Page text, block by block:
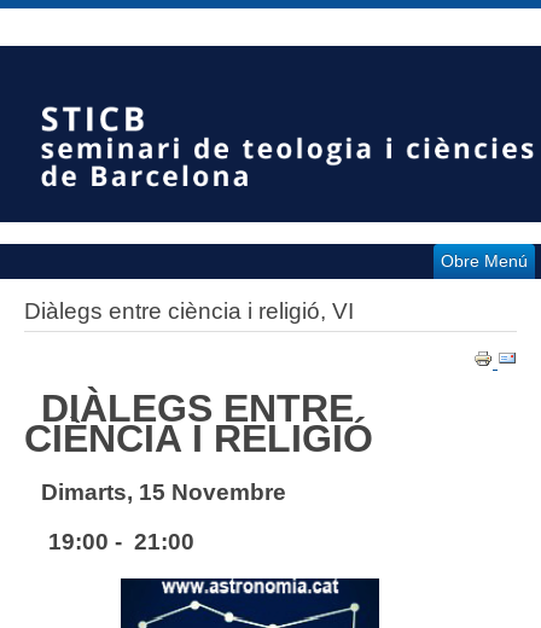
Obre Menú
Diàlegs entre ciència i religió, VI
DIÀLEGS ENTRE
CIÈNCIA I RELIGIÓ
Dimarts, 15 Novembre
19:00 - 21:00